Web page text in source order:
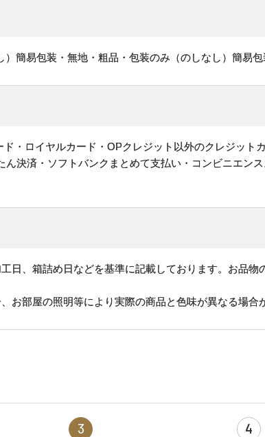
簡易包装・無地・粗品・包装のみ（のしなし）簡易包
・ロイヤルカード・OPクレジット以外のクレジット
ん決済・ソフトバンクまとめて支払い・コンビニエン
日、箱詰め日などを基準に記載しております。お品
お部屋の照明等により実際の商品と色味が異なる場合
3 4